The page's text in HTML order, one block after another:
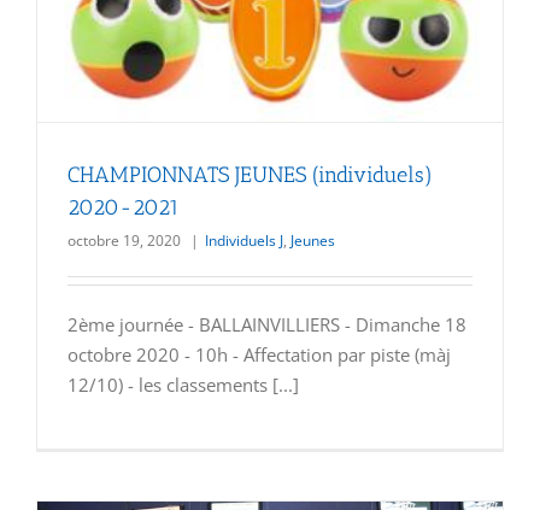
CHAMPIONNATS JEUNES (individuels)
2020-2021
octobre 19, 2020 | Individuels J, Jeunes
2ème journée - BALLAINVILLIERS - Dimanche 18
octobre 2020 - 10h - Affectation par piste (màj
12/10) - les classements [...]